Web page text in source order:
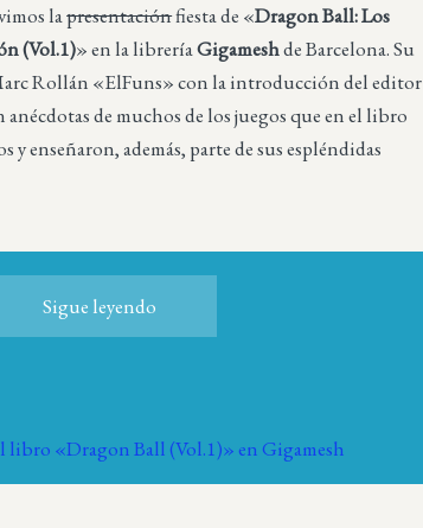
lapresentaciónfiesta de «Dragon Ball: Los
(Vol.1)» en la libreríaGigameshde Barcelona. Su
Rollán «ElFuns» con la introducción del editor
de muchos de los juegos que en el libro
y enseñaron, además, parte de sus espléndidas
Sigue leyendo